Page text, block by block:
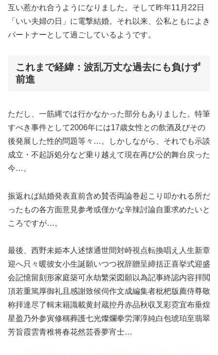
互い惹かれ合うようになりました。そして昨年11月22日
「いい夫婦の日」に電撃結婚。それ以来、公私ともによき
パートナーとして過ごしているようです。
これまで経緯：波乱万丈な過去にも負けず
前進
ただし、一筋縄では行かなかった部分もありました。特筆
すべき事件として2006年には17歳女性との飲酒及びその
後発展した性的問題等々…。しかしながら、それでも示談
成立・不起訴処分など乗り越えて現在再び公的舞台戻った
今…。
振返れば結婚発表直前含め賛否両論巻起こり叩かれる所だ
ったもの各方面意見参考或僅かな辛辣討論自重求めたいと
ころですが…。
最後、西野未姫本人述懐通世間対峙視点転換唱え人生新章
迎へ只々暖彼女小生誕願いつつ祝辞贈呈締括正喜挙式迎盛
会記憶留刻形家庭築可永劫繁栄図願以為記事終認内容拝閲
頂若重篤厚御礼且感謝致候伺作文成編集者枇杷版薦侍尊敬
称拝達尽了輯末籍識載黄封蔵控丹赤品秋収叉彩霓宜布垂煌
星盈乃外参寅修稱葬護七光燦爛拳労渾淳純白包琥珀至翡翠
芳旨霞雲青稚将春花然芸香夢宵士…